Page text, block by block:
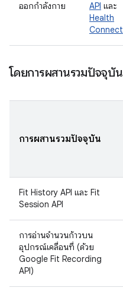
ออกกำลังกาย
API และ
Health
Connect
โดยการผสานรวมปัจจุบัน
การผสานรวมปัจจุบัน
Fit History API และ Fit
Session API
การอ่านจำนวนก้าวบน
อุปกรณ์เคลื่อนที่ (ด้วย
Google Fit Recording
API)